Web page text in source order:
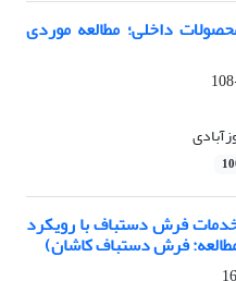
داخلی؛ مطالعه‌ موردی
فرش دستباف با رویکرد
فرش دستباف کاشان)